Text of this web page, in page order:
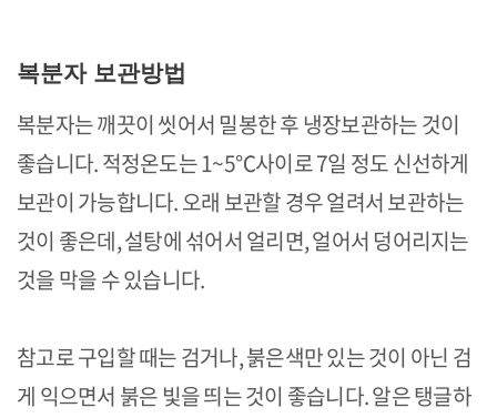
복분자 보관방법
복분자는 깨끗이 씻어서 밀봉한 후 냉장보관하는 것이
좋습니다. 적정온도는 1~5℃사이로 7일 정도 신선하게
보관이 가능합니다. 오래 보관할 경우 얼려서 보관하는
것이 좋은데, 설탕에 섞어서 얼리면, 얼어서 덩어리지는
것을 막을 수 있습니다.
참고로 구입할 때는 검거나, 붉은색만 있는 것이 아닌 검
게 익으면서 붉은 빛을 띄는 것이 좋습니다. 알은 탱글하